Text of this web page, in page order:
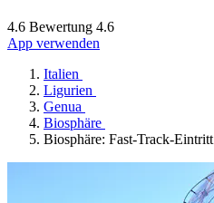
4.6 Bewertung 4.6
App verwenden
Italien
Ligurien
Genua
Biosphäre
Biosphäre: Fast-Track-Eintritt